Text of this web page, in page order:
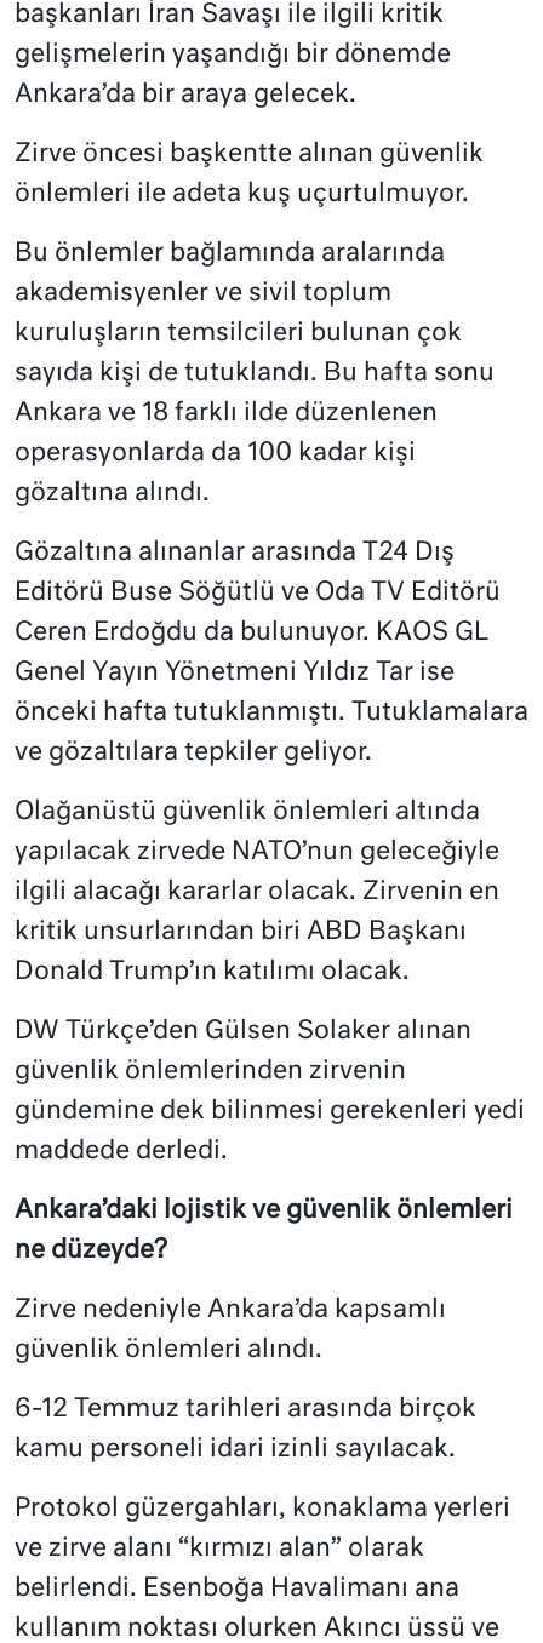
başkanları İran Savaşı ile ilgili kritik
gelişmelerin yaşandığı bir dönemde
Ankara’da bir araya gelecek.
Zirve öncesi başkentte alınan güvenlik
önlemleri ile adeta kuş uçurtulmuyor.
Bu önlemler bağlamında aralarında
akademisyenler ve sivil toplum
kuruluşların temsilcileri bulunan çok
sayıda kişi de tutuklandı. Bu hafta sonu
Ankara ve 18 farklı ilde düzenlenen
operasyonlarda da 100 kadar kişi
gözaltına alındı.
Gözaltına alınanlar arasında T24 Dış
Editörü Buse Söğütlü ve Oda TV Editörü
Ceren Erdoğdu da bulunuyor. KAOS GL
Genel Yayın Yönetmeni Yıldız Tar ise
önceki hafta tutuklanmıştı. Tutuklamalara
ve gözaltılara tepkiler geliyor.
Olağanüstü güvenlik önlemleri altında
yapılacak zirvede NATO’nun geleceğiyle
ilgili alacağı kararlar olacak. Zirvenin en
kritik unsurlarından biri ABD Başkanı
Donald Trump’ın katılımı olacak.
DW Türkçe’den Gülsen Solaker alınan
güvenlik önlemlerinden zirvenin
gündemine dek bilinmesi gerekenleri yedi
maddede derledi.
Ankara’daki lojistik ve güvenlik önlemleri
ne düzeyde?
Zirve nedeniyle Ankara’da kapsamlı
güvenlik önlemleri alındı.
6-12 Temmuz tarihleri arasında birçok
kamu personeli idari izinli sayılacak.
Protokol güzergahları, konaklama yerleri
ve zirve alanı “kırmızı alan” olarak
belirlendi. Esenboğa Havalimanı ana
kullanım noktası olurken Akıncı üssü ve